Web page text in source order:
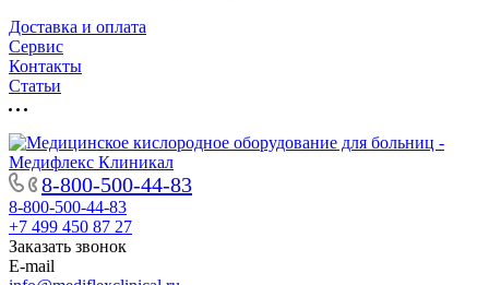
Доставка и оплата
Cервис
Контакты
Статьи
8-800-500-44-83
8-800-500-44-83
+7 499 450 87 27
Заказать звонок
E-mail